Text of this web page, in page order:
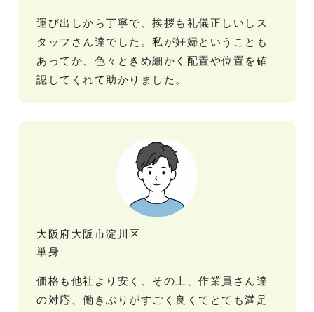
運び出しから丁寧で、挨拶も礼儀正しいしス
タッフさん達でした。私が妊婦ということも
あってか、色々ときめ細かく配置や位置を確
認してくれて助かりました。
大阪府大阪市淀川区
単身
価格も他社より安く、その上、作業員さん達
の対応、働きぶりがすごく良くてとても満足